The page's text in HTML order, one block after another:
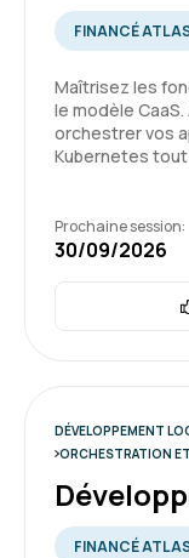
Formation :
conteneurs
Yves R.
Compétant,
Steve T.
FINANCÉ
Maîtrisez les
le modèle
orchestrer vos
Kubernetes
Prochaine session:
30/09/2026
DÉVELOPPEMENT
ORCHESTRATION
FINANCÉ